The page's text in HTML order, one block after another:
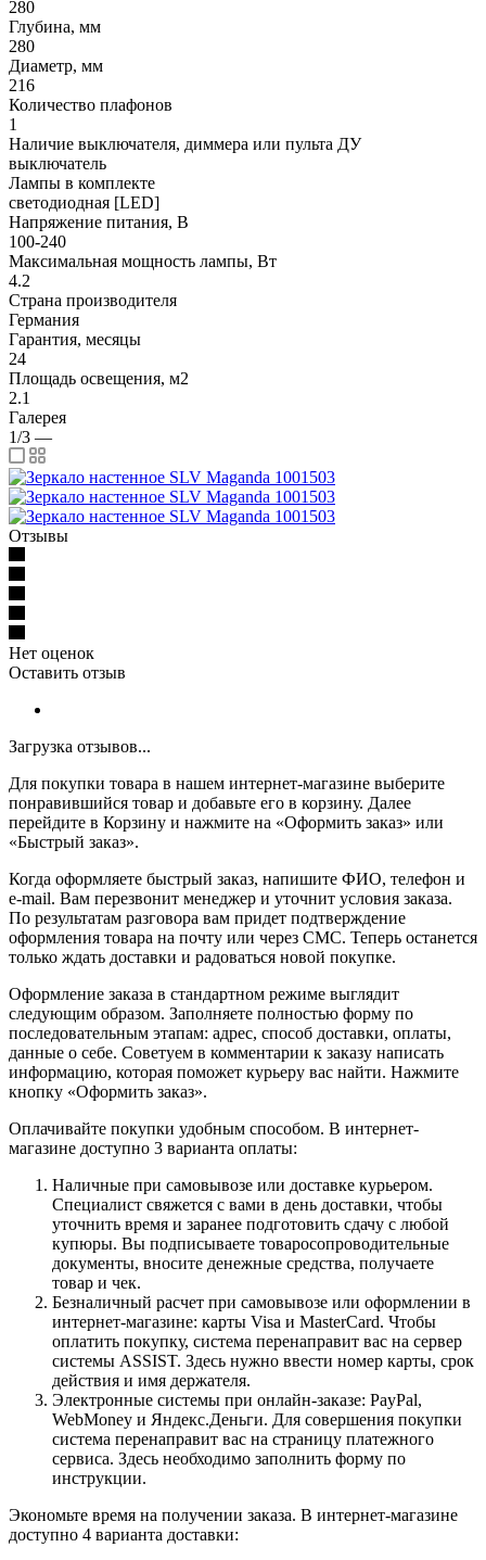
280
Глубина, мм
280
Диаметр, мм
216
Количество плафонов
1
Наличие выключателя, диммера или пульта ДУ
выключатель
Лампы в комплекте
светодиодная [LED]
Напряжение питания, В
100-240
Максимальная мощность лампы, Вт
4.2
Страна производителя
Германия
Гарантия, месяцы
24
Площадь освещения, м2
2.1
Галерея
1/3 —
Отзывы
Нет оценок
Оставить отзыв
Загрузка отзывов...
Для покупки товара в нашем интернет-магазине выберите
понравившийся товар и добавьте его в корзину. Далее
перейдите в Корзину и нажмите на «Оформить заказ» или
«Быстрый заказ».
Когда оформляете быстрый заказ, напишите ФИО, телефон и
e-mail. Вам перезвонит менеджер и уточнит условия заказа.
По результатам разговора вам придет подтверждение
оформления товара на почту или через СМС. Теперь останется
только ждать доставки и радоваться новой покупке.
Оформление заказа в стандартном режиме выглядит
следующим образом. Заполняете полностью форму по
последовательным этапам: адрес, способ доставки, оплаты,
данные о себе. Советуем в комментарии к заказу написать
информацию, которая поможет курьеру вас найти. Нажмите
кнопку «Оформить заказ».
Оплачивайте покупки удобным способом. В интернет-
магазине доступно 3 варианта оплаты:
Наличные при самовывозе или доставке курьером.
Специалист свяжется с вами в день доставки, чтобы
уточнить время и заранее подготовить сдачу с любой
купюры. Вы подписываете товаросопроводительные
документы, вносите денежные средства, получаете
товар и чек.
Безналичный расчет при самовывозе или оформлении в
интернет-магазине: карты Visa и MasterCard. Чтобы
оплатить покупку, система перенаправит вас на сервер
системы ASSIST. Здесь нужно ввести номер карты, срок
действия и имя держателя.
Электронные системы при онлайн-заказе: PayPal,
WebMoney и Яндекс.Деньги. Для совершения покупки
система перенаправит вас на страницу платежного
сервиса. Здесь необходимо заполнить форму по
инструкции.
Экономьте время на получении заказа. В интернет-магазине
доступно 4 варианта доставки: